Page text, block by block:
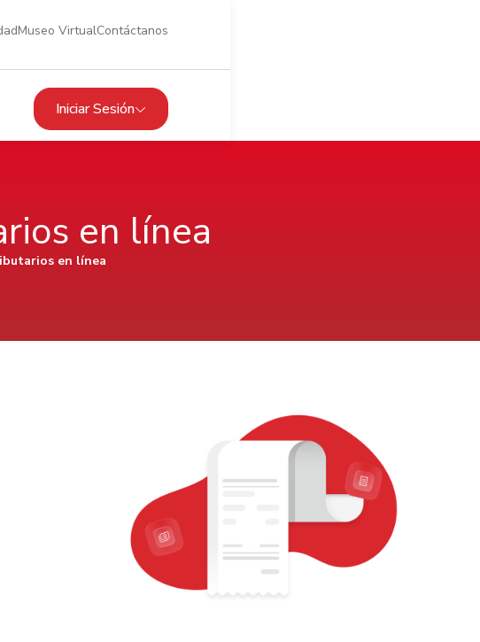
Museo VirtualContáctanos
Iniciar Sesión
en línea
en línea